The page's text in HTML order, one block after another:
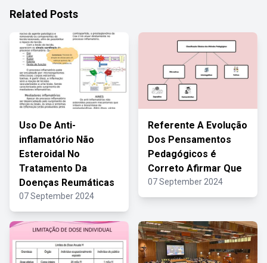
Related Posts
Uso De Anti-
inflamatório Não
Esteroidal No
Tratamento Da
Doenças Reumáticas
07 September 2024
Referente A Evolução
Dos Pensamentos
Pedagógicos é
Correto Afirmar Que
07 September 2024